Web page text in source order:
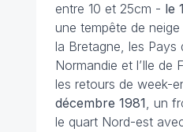
entre 10 et 25cm - le
une tempête de neige
la Bretagne, les Pays
Normandie et l’Ile de
les retours de week-
décembre 1981, un
le quart Nord-est